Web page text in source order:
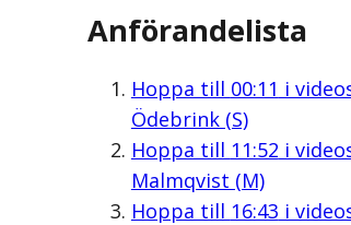
Anförandelista
Hoppa till 00:11 i
Ödebrink (S)
Hoppa till 11:52 i
Malmqvist (M)
Hoppa till 16:43 i